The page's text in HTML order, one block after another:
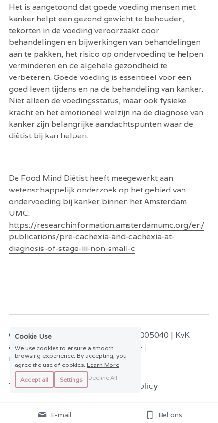
Het is aangetoond dat goede voeding mensen met
kanker helpt een gezond gewicht te behouden,
tekorten in de voeding veroorzaakt door
behandelingen en bijwerkingen van behandelingen
aan te pakken, het risico op ondervoeding te helpen
verminderen en de algehele gezondheid te
verbeteren. Goede voeding is essentieel voor een
goed leven tijdens en na de behandeling van kanker.
Niet alleen de voedingsstatus, maar ook fysieke
kracht en het emotioneel welzijn na de diagnose van
kanker zijn belangrijke aandachtspunten waar de
diëtist bij kan helpen.
De Food Mind Diëtist heeft meegewerkt aan
wetenschappelijk onderzoek op het gebied van
ondervoeding bij kanker binnen het Amsterdam
https://researchinformation.amsterdamumc.org/en/
publications/pre-cachexia-and-cachexia-at-
diagnosis-of-stage-iii-non-small-c
© 2021 Food Mind Diëtist | AGB 24005040 | KvK
81022840 | Telefoon 035-2343934 |
info@foodminddietist.nl
Terms & Conditions Privacy Policy
E-mail Bel ons
Cookie Use
We use cookies to ensure a smooth
browsing experience. By accepting, you
agree the use of cookies. Learn More
Accept all
Settings Decline All